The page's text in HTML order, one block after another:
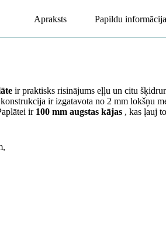
Apraksts Papildu informācija
ir praktisks risinājums eļļu un citu
ir izgatavota no 2 mm lokšņu
ir 100 mm augstas kājas , kas ļauj